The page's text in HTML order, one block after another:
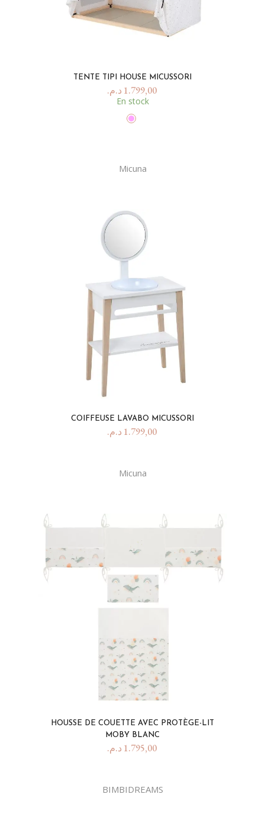
TENTE TIPI HOUSE MICUSSORI
1.799,00 د.م.
En stock
Micuna
COIFFEUSE LAVABO MICUSSORI
1.799,00 د.م.
Micuna
HOUSSE DE COUETTE AVEC PROTÈGE-LIT
MOBY BLANC
1.795,00 د.م.
BIMBIDREAMS